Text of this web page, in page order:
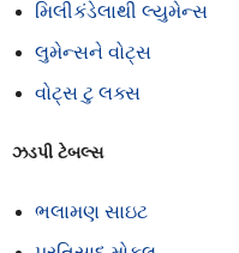
મિલીકંડેલાથી લ્યુમેન્સ
લુમેન્સને વોટ્સ
વોટ્સ ટુ લક્સ
ઝડપી ટેબલ્સ
ભલામણ સાઇટ